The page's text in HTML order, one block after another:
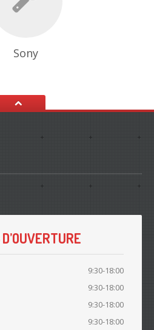
Sony
9:30-18:00
9:30-18:00
9:30-18:00
9:30-18:00